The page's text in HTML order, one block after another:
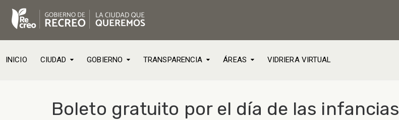
INICIO CIUDAD GOBIERNO TRANSPARENCIA ÁREAS VIDRIERA VIRTUAL
Boleto gratuito por el día de las infancias